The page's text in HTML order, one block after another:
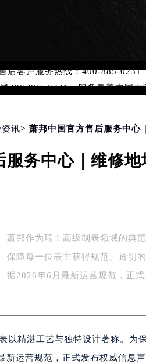
后客户服务热线：400-885-0231
400-885-0231，服务覆盖中国
东方广场写字楼W3座6层602室（
天津国际金融中心写字楼26层
汇中心写字楼2座37层3705室（需
号苏宁广场IFC国际金融中心写字
耀天地写字楼1号楼18层1803室
城金融城写字楼1号楼16层1604
华润大厦写字楼A座5层503-5室
号金华万达广场写字楼4号楼22
讯> 萧邦中国官方售后服务中心
务中心｜维修地
萧邦作为瑞士高级制表领域的典
保障每一位表主获得规范、透明
据2026年6月最新运营规范，正
以精湛工艺与独特设计著称。为
新运营规范，正式发布权威信息